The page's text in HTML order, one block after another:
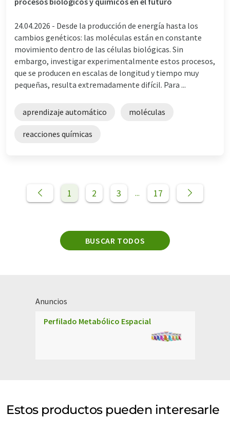
24.04.2026 - Desde la producción de energía hasta los
cambios genéticos: las moléculas están en constante
movimiento dentro de las células biológicas. Sin
embargo, investigar experimentalmente estos procesos,
que se producen en escalas de longitud y tiempo muy
pequeñas, resulta extremadamente difícil. Para ...
aprendizaje automático moléculas
reacciones químicas
1 2 3 ... 17
BUSCAR TODOS
Anuncios
Perfilado Metabólico Espacial
Estos productos pueden interesarle